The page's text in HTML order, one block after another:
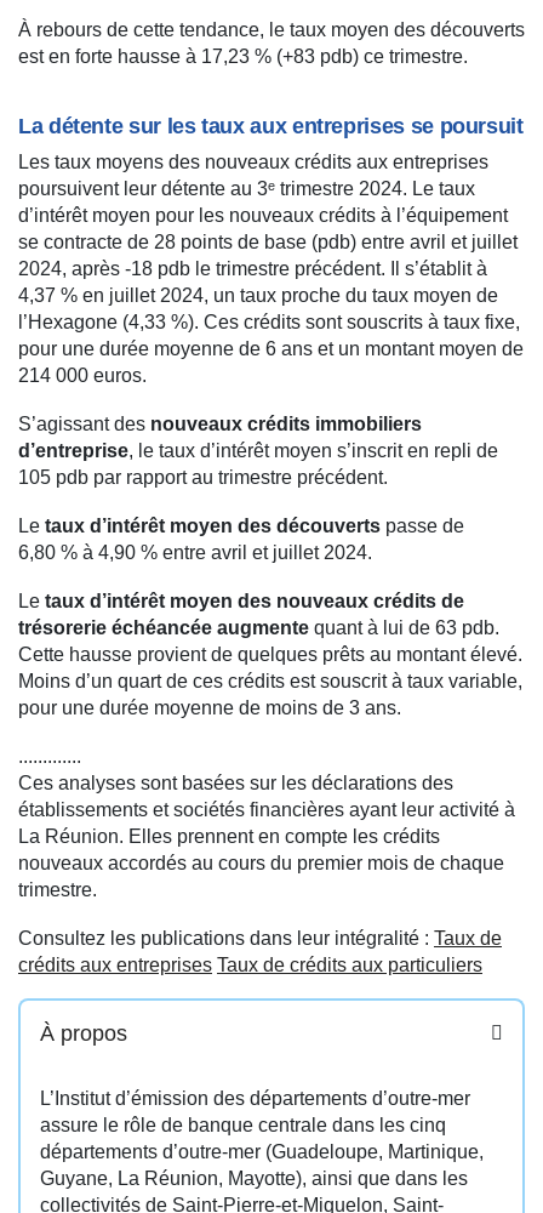
À rebours de cette tendance, le taux moyen des découverts
est en forte hausse à 17,23 % (+83 pdb) ce trimestre.
La détente sur les taux aux entreprises se poursuit
Les taux moyens des nouveaux crédits aux entreprises
poursuivent leur détente au 3ᵉ trimestre 2024. Le taux
d’intérêt moyen pour les nouveaux crédits à l’équipement
se contracte de 28 points de base (pdb) entre avril et juillet
2024, après -18 pdb le trimestre précédent. Il s’établit à
4,37 % en juillet 2024, un taux proche du taux moyen de
l’Hexagone (4,33 %). Ces crédits sont souscrits à taux fixe,
pour une durée moyenne de 6 ans et un montant moyen de
214 000 euros.
S’agissant des nouveaux crédits immobiliers
d’entreprise, le taux d’intérêt moyen s’inscrit en repli de
105 pdb par rapport au trimestre précédent.
Le taux d’intérêt moyen des découverts passe de
6,80 % à 4,90 % entre avril et juillet 2024.
Le taux d’intérêt moyen des nouveaux crédits de
trésorerie échéancée augmente quant à lui de 63 pdb.
Cette hausse provient de quelques prêts au montant élevé.
Moins d’un quart de ces crédits est souscrit à taux variable,
pour une durée moyenne de moins de 3 ans.
.............
Ces analyses sont basées sur les déclarations des
établissements et sociétés financières ayant leur activité à
La Réunion. Elles prennent en compte les crédits
nouveaux accordés au cours du premier mois de chaque
trimestre.
Consultez les publications dans leur intégralité : Taux de
crédits aux entreprises Taux de crédits aux particuliers
À propos
L’Institut d’émission des départements d’outre-mer
assure le rôle de banque centrale dans les cinq
départements d’outre-mer (Guadeloupe, Martinique,
Guyane, La Réunion, Mayotte), ainsi que dans les
collectivités de Saint-Pierre-et-Miquelon, Saint-